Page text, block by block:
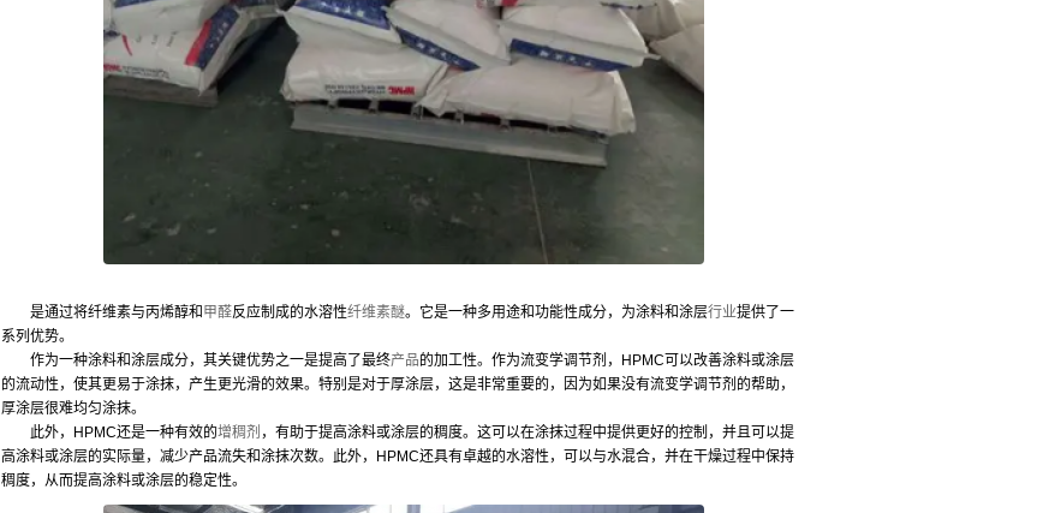
是通过将纤维素与丙烯醇和 甲醛反应制成的水溶性纤维素醚。它是一种多用途和功能性成分，为涂料和涂层行业提供了一
系列优势。
作为一种涂料和涂层成分，其关键优势之一是提高了最终产品的加工性。作为流变学调节剂，HPMC可以改善涂料或涂层
的流动性，使其更易于涂抹，产生更光滑的效果。特别是对于厚涂层，这是非常重要的，因为如果没有流变学调节剂的帮助，
厚涂层很难均匀涂抹。
此外，HPMC还是一种有效的增稠剂 ，有助于提高涂料或涂层的稠度。这可以在涂抹过程中提供更好的控制，并且可以提
高涂料或涂层的实际量，减少产品流失和涂抹次数。此外，HPMC还具有卓越的水溶性，可以与水混合，并在干燥过程中保持
稠度，从而提高涂料或涂层的稳定性。